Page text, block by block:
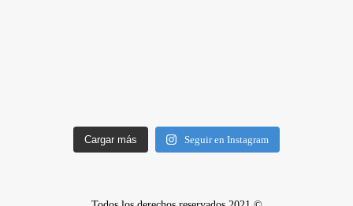
Cargar más Seguir en Instagram